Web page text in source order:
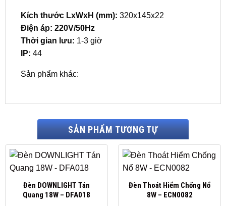
Kích thước LxWxH (mm): 320x145x22
Điện áp: 220V/50Hz
Thời gian lưu: 1-3 giờ
IP: 44
Sản phẩm khác:
SẢN PHẨM TƯƠNG TỰ
Đèn DOWNLIGHT Tán
Quang 18W – DFA018
Đèn Thoát Hiểm Chống Nổ
8W – ECN0082